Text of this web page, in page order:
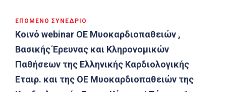
ΕΠΌΜΕΝΟ ΣΥΝΈΔΡΙΟ
Κοινό webinar ΟΕ Μυοκαρδιοπαθειών ,
Βασικής Έρευνας και Κληρονομικών
Παθήσεων της Ελληνικής Καρδιολογικής
Εταιρ. και της ΟΕ Μυοκαρδιοπαθειών της